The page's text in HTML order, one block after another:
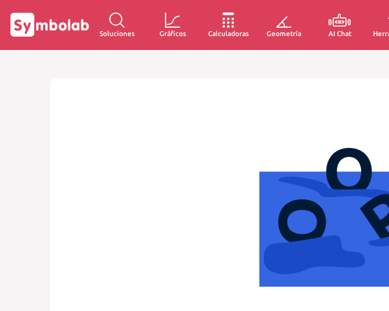
Soluciones Gráficos Calculadoras Geometría AI Chat